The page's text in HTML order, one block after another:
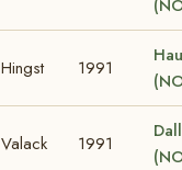
Hingst 1991
Valack 1991